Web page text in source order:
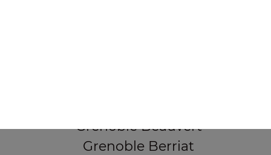
Grenoble Beauvert
Grenoble Berriat